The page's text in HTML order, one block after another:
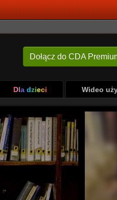
Dołącz do CDA
Dla dzieci Wideo